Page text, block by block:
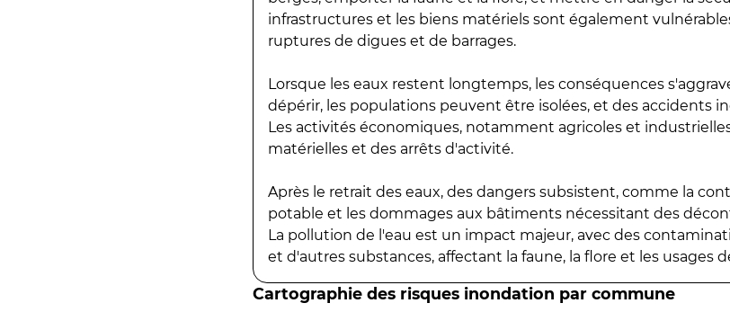
infrastructures et les biens matériels sont également
ruptures de digues et de barrages.
Lorsque les eaux restent longtemps, les conséquences
dépérir, les populations peuvent être isolées, et des accidents
Les activités économiques, notamment agricoles et
matérielles et des arrêts d'activité.
Après le retrait des eaux, des dangers subsistent, comme la
potable et les dommages aux bâtiments nécessitant des
La pollution de l'eau est un impact majeur, avec des
et d'autres substances, affectant la faune, la flore et les usages
Cartographie des risques inondation par commune